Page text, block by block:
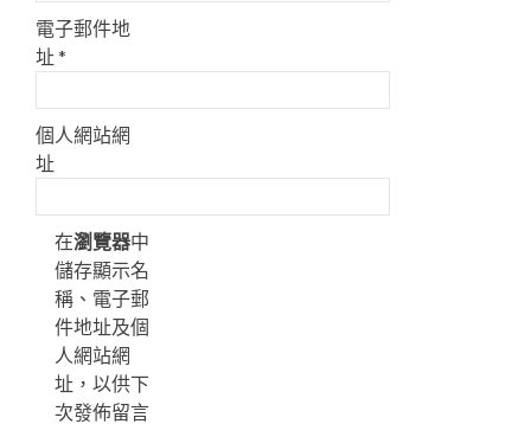
電子郵件地
址*
個人網站網
址
在瀏覽器中
儲存顯示名
稱、電子郵
件地址及個
人網站網
址，以供下
次發佈留言